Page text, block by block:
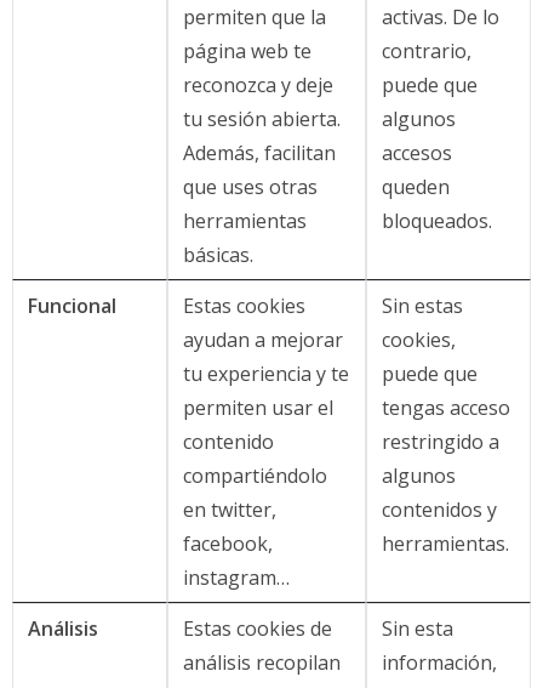
permiten que la
página web te
reconozca y deje
tu sesión abierta.
Además, facilitan
que uses otras
herramientas
básicas.
activas. De lo
contrario,
puede que
algunos
accesos
queden
bloqueados.
Funcional
Estas cookies
ayudan a mejorar
tu experiencia y te
permiten usar el
contenido
compartiéndolo
en twitter,
facebook,
instagram…
Sin estas
cookies,
puede que
tengas acceso
restringido a
algunos
contenidos y
herramientas.
Análisis
Estas cookies de
análisis recopilan
Sin esta
información,